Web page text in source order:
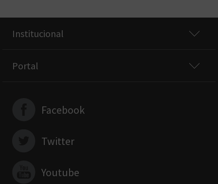
Institucional
Portal
Facebook
Twitter
Youtube